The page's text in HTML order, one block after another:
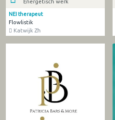
Energetisch werk
NEI therapeut
Flowlistik
Katwijk Zh